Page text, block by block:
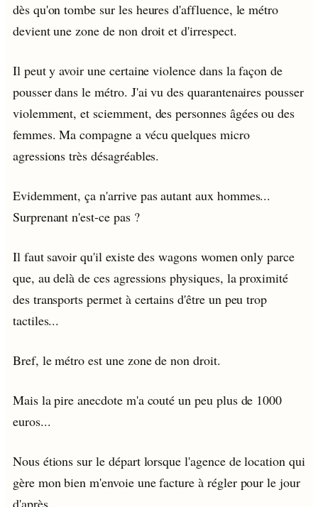
dès qu'on tombe sur les heures d'affluence, le métro
devient une zone de non droit et d'irrespect.
Il peut y avoir une certaine violence dans la façon de
pousser dans le métro. J'ai vu des quarantenaires pousser
violemment, et sciemment, des personnes âgées ou des
femmes. Ma compagne a vécu quelques micro
agressions très désagréables.
Evidemment, ça n'arrive pas autant aux hommes...
Surprenant n'est-ce pas ?
Il faut savoir qu'il existe des wagons women only parce
que, au delà de ces agressions physiques, la proximité
des transports permet à certains d'être un peu trop
tactiles...
Bref, le métro est une zone de non droit.
Mais la pire anecdote m'a couté un peu plus de 1000
euros...
Nous étions sur le départ lorsque l'agence de location qui
gère mon bien m'envoie une facture à régler pour le jour
d'après.